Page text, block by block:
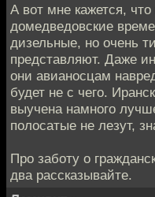
А вот мне кажется,
домедведовские
дизельные, но очень
представляют. Даже
они авианосцам
будет не с чего.
выучена намного
полосатые не лезут,
Про заботу о
два рассказывайте.